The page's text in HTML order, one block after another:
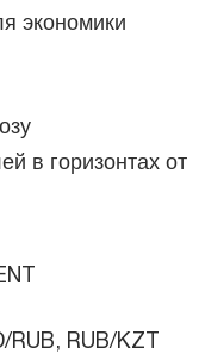
экономики
в горизонтах от
RUB, RUB/KZT